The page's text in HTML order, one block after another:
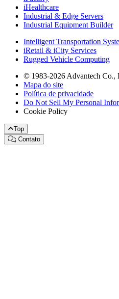
iHealthcare
Industrial & Edge Servers
Industrial Equipment Builder
Intelligent Transportation
iRetail & iCity Services
Rugged Vehicle Computing
© 1983-2026 Advantech Co.,
Mapa do site
Política de privacidade
Do Not Sell My Personal
Cookie Policy
Top
Contato